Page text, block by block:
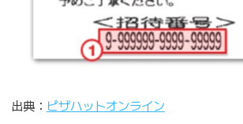
出典： ピザハットオンライン